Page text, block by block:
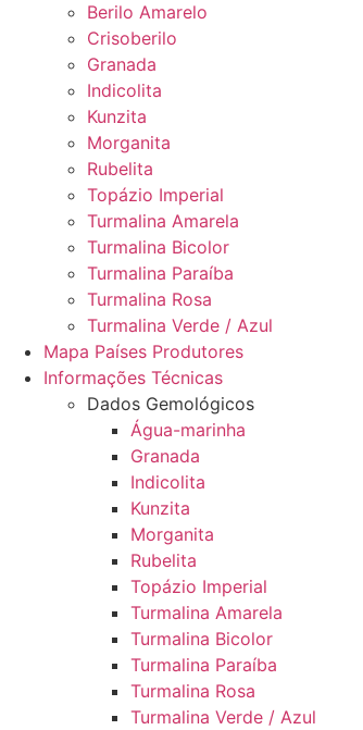
Berilo Amarelo
Crisoberilo
Granada
Indicolita
Kunzita
Morganita
Rubelita
Topázio Imperial
Turmalina Amarela
Turmalina Bicolor
Turmalina Paraíba
Turmalina Rosa
Turmalina Verde / Azul
Mapa Países Produtores
Informações Técnicas
Dados Gemológicos
Água-marinha
Granada
Indicolita
Kunzita
Morganita
Rubelita
Topázio Imperial
Turmalina Amarela
Turmalina Bicolor
Turmalina Paraíba
Turmalina Rosa
Turmalina Verde / Azul